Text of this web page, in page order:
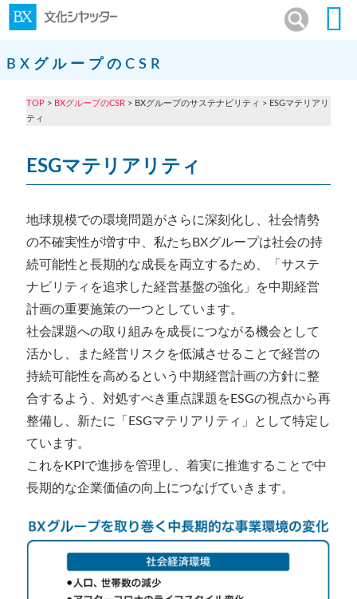
BXグループのCSR
TOP> BXグループのCSR > BXグループのサステナビリティ > ESGマテリアリ
ティ
ESGマテリアリティ
地球規模での環境問題がさらに深刻化し、社会情勢
の不確実性が増す中、私たちBXグループは社会の持
続可能性と長期的な成長を両立するため、「サステ
ナビリティを追求した経営基盤の強化」を中期経営
計画の重要施策の一つとしています。
社会課題への取り組みを成長につながる機会として
活かし、また経営リスクを低減させることで経営の
持続可能性を高めるという中期経営計画の方針に整
合するよう、対処すべき重点課題をESGの視点から再
整備し、新たに「ESGマテリアリティ」として特定し
ています。
これをKPIで進捗を管理し、着実に推進することで中
長期的な企業価値の向上につなげていきます。